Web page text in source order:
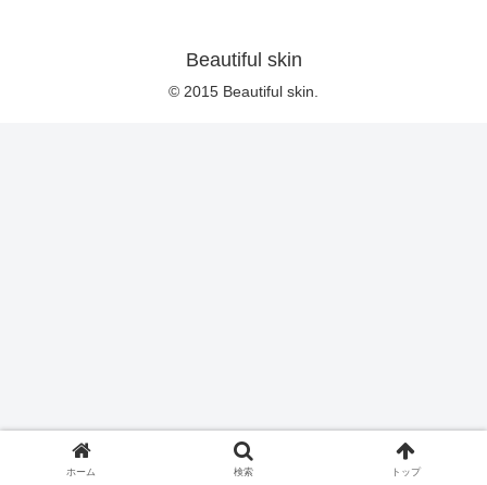
Beautiful skin
© 2015 Beautiful skin.
ホーム 検索 トップ